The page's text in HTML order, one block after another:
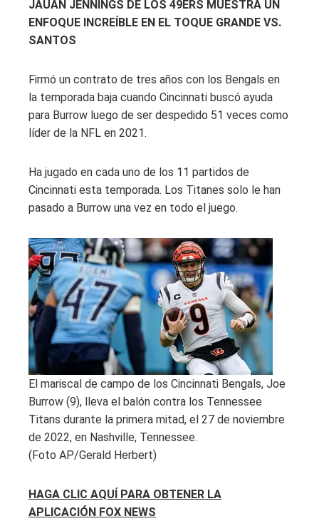
JAUAN JENNINGS DE LOS 49ERS MUESTRA UN
ENFOQUE INCREÍBLE EN EL TOQUE GRANDE VS.
SANTOS
Firmó un contrato de tres años con los Bengals en
la temporada baja cuando Cincinnati buscó ayuda
para Burrow luego de ser despedido 51 veces como
líder de la NFL en 2021.
Ha jugado en cada uno de los 11 partidos de
Cincinnati esta temporada. Los Titanes solo le han
pasado a Burrow una vez en todo el juego.
El mariscal de campo de los Cincinnati Bengals, Joe
Burrow (9), lleva el balón contra los Tennessee
Titans durante la primera mitad, el 27 de noviembre
de 2022, en Nashville, Tennessee.
(Foto AP/Gerald Herbert)
HAGA CLIC AQUÍ PARA OBTENER LA
APLICACIÓN FOX NEWS